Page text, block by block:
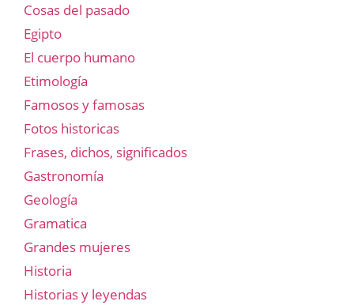
Cosas del pasado
Egipto
El cuerpo humano
Etimología
Famosos y famosas
Fotos historicas
Frases, dichos, significados
Gastronomía
Geología
Gramatica
Grandes mujeres
Historia
Historias y leyendas